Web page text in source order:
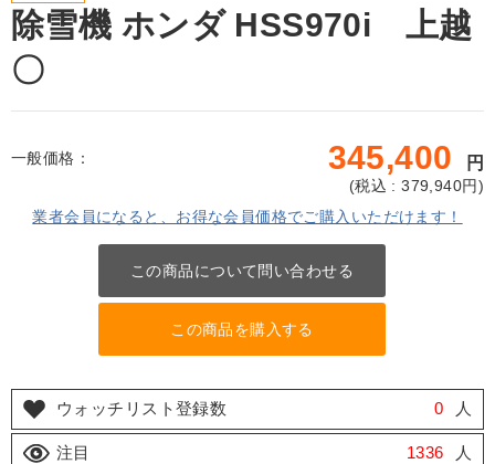
除雪機 ホンダ HSS970i 上越
〇
一般価格： 345,400 円
(税込 : 379,940円)
業者会員になると、お得な会員価格でご購入いただけます！
この商品について問い合わせる
この商品を購入する
ウォッチリスト登録数 0 人
注目 1336 人